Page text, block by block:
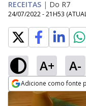
RECEITAS | Do R7
24/07/2022 - 21H53
A+ A-
Adicione como fonte
Opens in new window